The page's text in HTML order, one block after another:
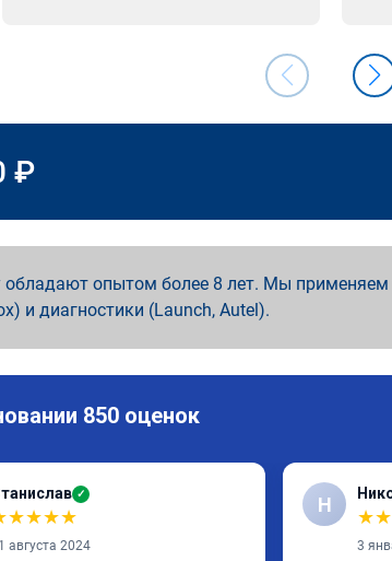
₽
опытом более 8 лет. Мы
и диагностики (Launch, Autel).
850 оценок
✓
★★★★
августа 2024
Н
★★
3